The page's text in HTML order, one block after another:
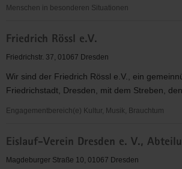
Menschen in besonderen Situationen
Staatsschauspiel
Dresden
Friedrich Rössl e.V.
Friedrichstr. 37, 01067 Dresden
Wir sind der Friedrich Rössl e.V., ein
Friedrichstadt, Dresden, mit dem Streben,
Engagementbereich(e) Kultur, Musik, Brauchtum
Rössl
e.V.
Eislauf-Verein Dresden e. V.,
Magdeburger Straße 10, 01067 Dresden